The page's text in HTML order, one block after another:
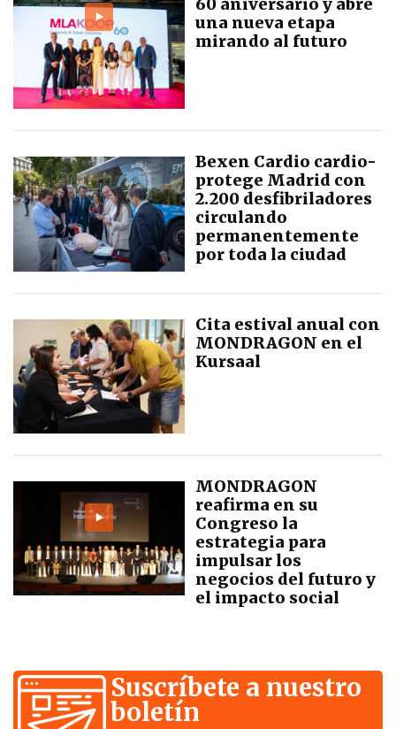
una nueva etapa
mirando al futuro
Bexen Cardio cardio-
protege Madrid con
2.200 desfibriladores
circulando
permanentemente
por toda la ciudad
Cita estival anual con
MONDRAGON en el
Kursaal
MONDRAGON
reafirma en su
Congreso la
estrategia para
impulsar los
negocios del futuro y
el impacto social
Suscríbete a nuestro
boletín